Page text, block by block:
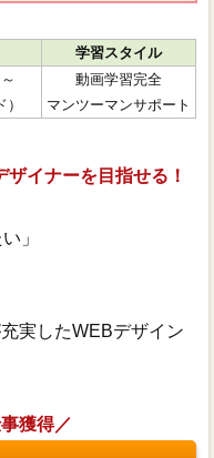
学習スタイル
動画学習完全
マンツーマンサポート
イナーを目指せる！
」
実したWEBデザイン
獲得／